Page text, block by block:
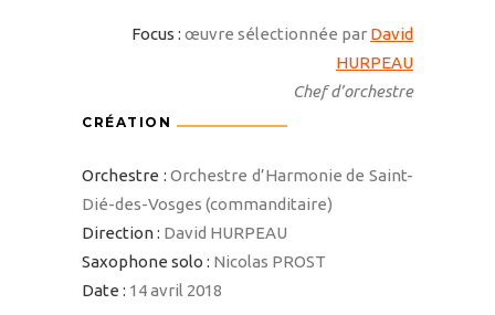
Focus : œuvre sélectionnée par David
HURPEAU
Chef d’orchestre
CRÉATION
Orchestre : Orchestre d’Harmonie de Saint-
Dié-des-Vosges (commanditaire)
Direction : David HURPEAU
Saxophone solo : Nicolas PROST
Date : 14 avril 2018